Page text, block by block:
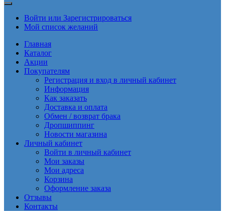
Войти или Зарегистрироваться
Мой список желаний
Главная
Каталог
Акции
Покупателям
Регистрация и вход в личный кабинет
Информация
Как заказать
Доставка и оплата
Обмен / возврат брака
Дропшиппинг
Новости магазина
Личный кабинет
Войти в личный кабинет
Мои заказы
Мои адреса
Корзина
Оформление заказа
Отзывы
Контакты